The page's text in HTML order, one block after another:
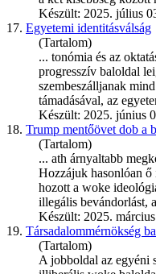
Készült: 2025. július
17. Egyetemi identitásválság
(Tartalom)
... tonómia és az
progresszív baloldal
szembeszálljanak
támadásával, az
Készült: 2025. június
18. Trump mentőövet dob a
(Tartalom)
... ath árnyaltabb
Hozzájuk hasonlóan
hozott a woke
illegális bevándorlást,
Készült: 2025.
19. Társadalommérnökség
(Tartalom)
A jobboldal az egyéni